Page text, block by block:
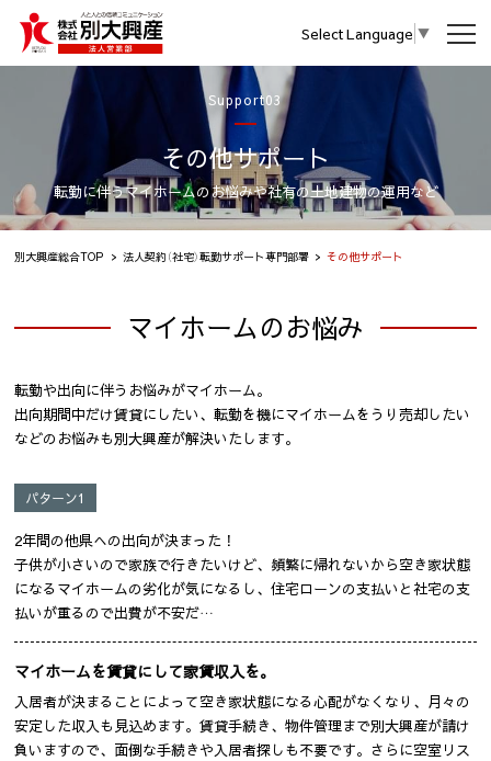
Select Language ▼
Support03
その他サポート
転勤に伴うマイホームのお悩みや社有の土地建物の運用など
別大興産総合TOP 法人契約（社宅）転勤サポート専門部署 その他サポート
マイホームのお悩み
転勤や出向に伴うお悩みがマイホーム。
出向期間中だけ賃貸にしたい、転勤を機にマイホームをうり売却したい
などのお悩みも別大興産が解決いたします。
パターン1
2年間の他県への出向が決まった！
子供が小さいので家族で行きたいけど、頻繁に帰れないから空き家状態
になるマイホームの劣化が気になるし、住宅ローンの支払いと社宅の支
払いが重るので出費が不安だ…
マイホームを賃貸にして家賃収入を。
入居者が決まることによって空き家状態になる心配がなくなり、月々の
安定した収入も見込めます。賃貸手続き、物件管理まで別大興産が請け
負いますので、面倒な手続きや入居者探しも不要です。さらに空室リス